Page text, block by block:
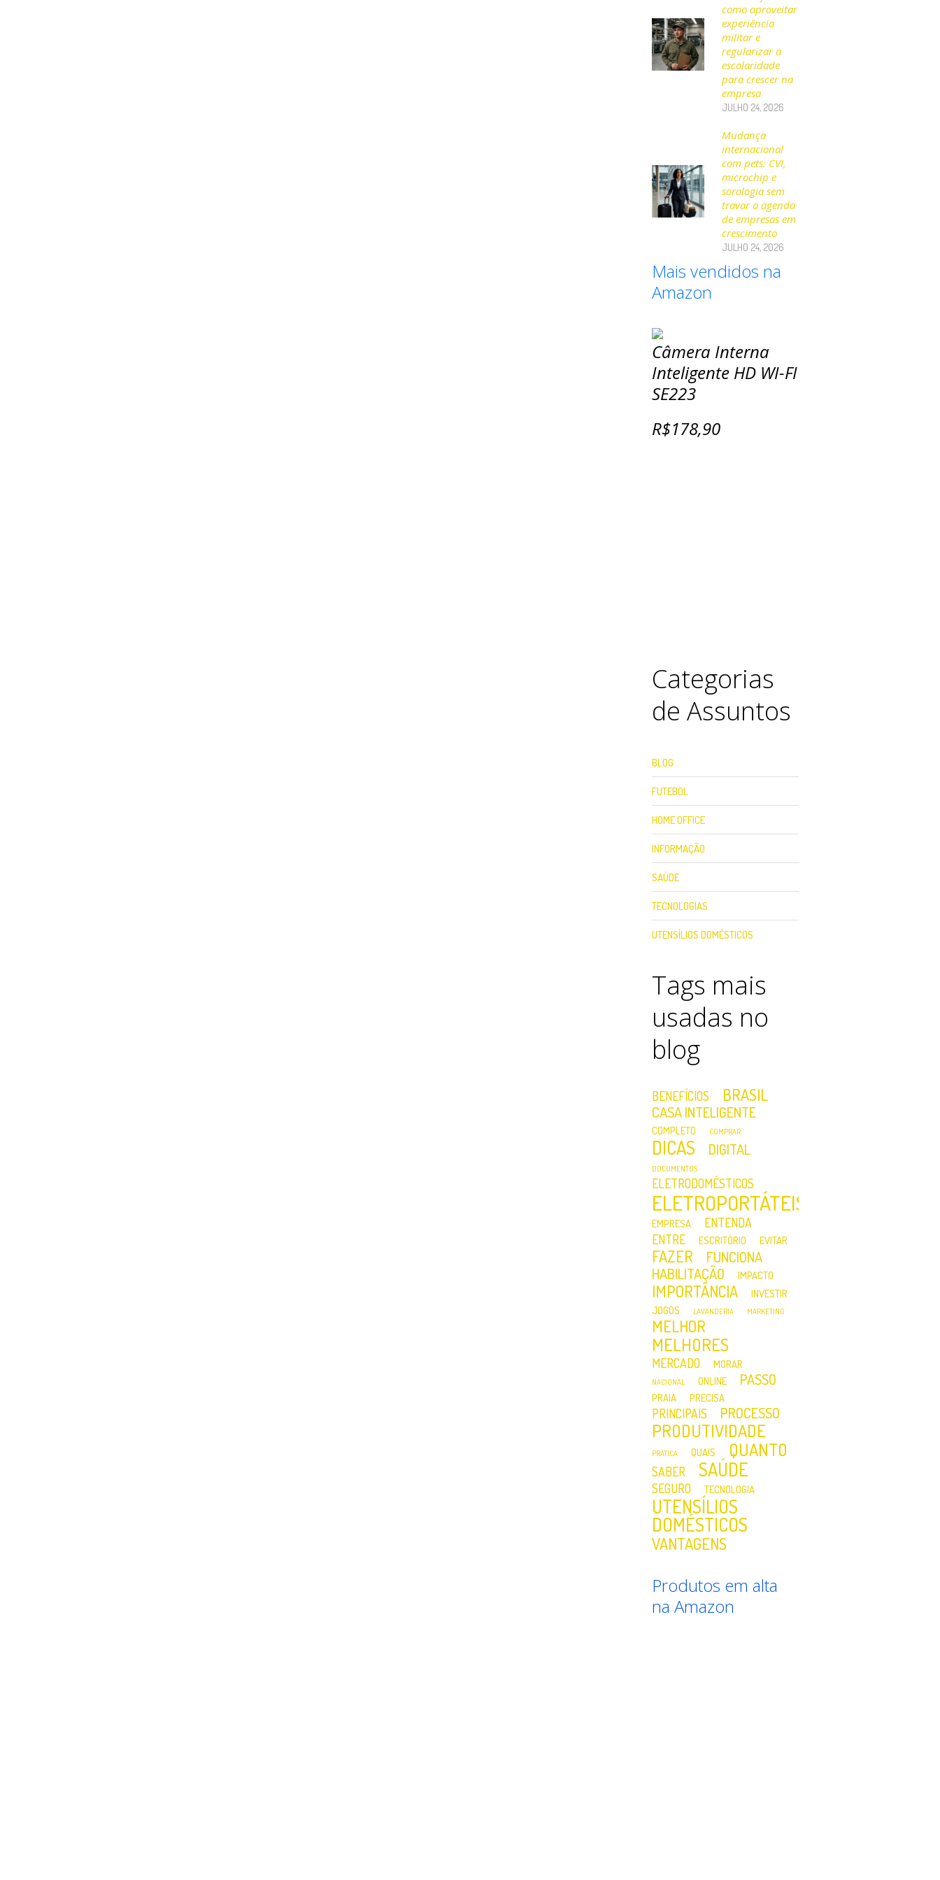
como aproveitar
experiência
militar e
regularizar a
escolaridade
para crescer na
empresa
JULHO 24, 2026
Mudança
internacional
com pets: CVI,
microchip e
sorologia sem
travar a agenda
de empresas em
crescimento
JULHO 24, 2026
Mais vendidos na
Amazon
Câmera Interna
Inteligente HD WI-FI
SE223
R$178,90
Categorias
de Assuntos
BLOG
FUTEBOL
HOME OFFICE
INFORMAÇÃO
SAÚDE
TECNOLOGIAS
UTENSÍLIOS DOMÉSTICOS
Tags mais
usadas no
blog
BENEFÍCIOS BRASIL
CASA INTELIGENTE
COMPLETO COMPRAR
DICAS DIGITAL
DOCUMENTOS
ELETRODOMÉSTICOS
ELETROPORTÁTEIS
EMPRESA
ENTENDA
ENTRE
ESCRITÓRIO EVITAR
FAZER
FUNCIONA
HABILITAÇÃO
IMPACTO
IMPORTÂNCIA
INVESTIR
JOGOS
LAVANDERIA MARKETING
MELHOR
MELHORES
MERCADO MORAR
NACIONAL ONLINE PASSO
PRAIA PRECISA
PRINCIPAIS PROCESSO
PRODUTIVIDADE
PRÁTICA QUAIS QUANTO
SABER SAÚDE
SEGURO TECNOLOGIA
UTENSÍLIOS
DOMÉSTICOS
VANTAGENS
Produtos em alta
na Amazon